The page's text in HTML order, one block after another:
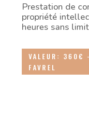
Prestation de
propriété
heures sans
VALEUR: 360€
FAVREL